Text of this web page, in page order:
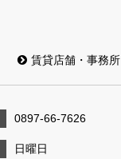
賃貸店舗・事務所
0897-66-7626
日曜日